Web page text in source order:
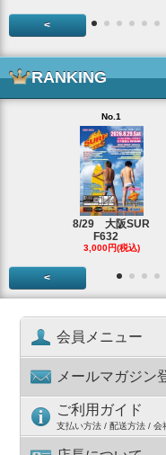
<
RANKING
No.1
8/29 大阪SUR
F632
3,000円(税込)
<
会員メニュー
メールマガジン
ご利用ガイド
支払い方法 / 配送方法 / 会